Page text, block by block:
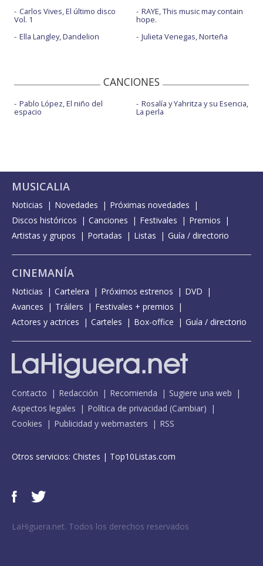
Carlos Vives, El último disco
Vol. 1
Ella Langley, Dandelion
RAYE, This music may contain
hope.
Julieta Venegas, Norteña
CANCIONES
Pablo López, El niño del
espacio
Rosalía y Yahritza y su Esencia,
La perla
MUSICALIA
Noticias Novedades
Próximas novedades
Discos históricos
Canciones Festivales
Premios
Artistas y grupos
Portadas Listas Guía / directorio
CINEMANÍA
Noticias Cartelera Próximos estrenos
DVD
Avances
Tráilers
Festivales + premios
Actores y actrices
Carteles Box-office Guía / directorio
Contacto Redacción Recomienda
Sugiere una web
Aspectos legales
Política de privacidad (Cambiar)
Cookies
Publicidad y webmasters RSS
Otros servicios: Chistes | Top10Listas.com
LaHiguera.net. Todos los derechos reservados